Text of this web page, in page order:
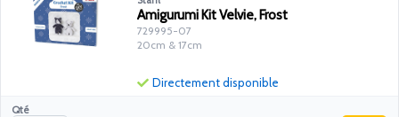
Amigurumi Kit Velvie, Frost
729995-07
20cm & 17cm
Qté
Directement disponible